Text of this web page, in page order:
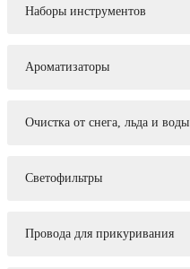
Наборы инструментов
Ароматизаторы
Очистка от снега, льда и воды
Светофильтры
Провода для прикуривания